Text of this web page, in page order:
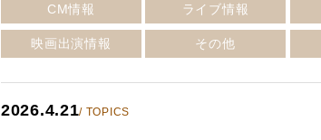
CM情報 ライブ情報
映画出演情報 その他
2026.4.21/ TOPICS